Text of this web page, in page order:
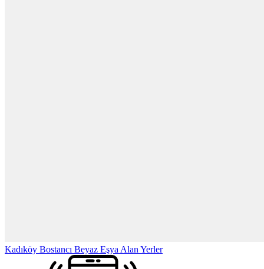
Kadıköy Bostancı Beyaz Eşya Alan Yerler